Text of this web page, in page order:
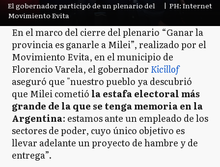
El gobernador participó de un plenario del
Movimiento Evita
| PH: Internet
En el marco del cierre del plenario “Ganar la
provincia es ganarle a Milei”, realizado por el
Movimiento Evita, en el municipio de
Florencio Varela, el gobernador Kicillof
aseguró que "nuestro pueblo ya descubrió
que Milei cometió la estafa electoral más
grande de la que se tenga memoria en la
Argentina: estamos ante un empleado de los
sectores de poder, cuyo único objetivo es
llevar adelante un proyecto de hambre y de
entrega”.